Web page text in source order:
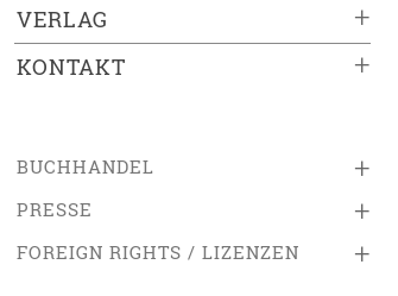
+
VERLAG
+
KONTAKT
+
BUCHHANDEL
+
PRESSE
+
FOREIGN RIGHTS / LIZENZEN